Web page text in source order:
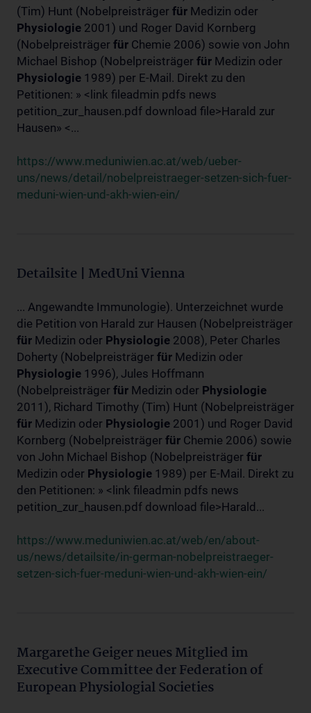
(Tim) Hunt (Nobelpreisträger für Medizin oder
Physiologie 2001) und Roger David Kornberg
(Nobelpreisträger für Chemie 2006) sowie von John
Michael Bishop (Nobelpreisträger für Medizin oder
Physiologie 1989) per E-Mail. Direkt zu den
Petitionen: » <link fileadmin pdfs news
petition_zur_hausen.pdf download file>Harald zur
Hausen» <...
https://www.meduniwien.ac.at/web/ueber-
uns/news/detail/nobelpreistraeger-setzen-sich-fuer-
meduni-wien-und-akh-wien-ein/
Detailsite | MedUni Vienna
... Angewandte Immunologie). Unterzeichnet wurde
die Petition von Harald zur Hausen (Nobelpreisträger
für Medizin oder Physiologie 2008), Peter Charles
Doherty (Nobelpreisträger für Medizin oder
Physiologie 1996), Jules Hoffmann
(Nobelpreisträger für Medizin oder Physiologie
2011), Richard Timothy (Tim) Hunt (Nobelpreisträger
für Medizin oder Physiologie 2001) und Roger David
Kornberg (Nobelpreisträger für Chemie 2006) sowie
von John Michael Bishop (Nobelpreisträger für
Medizin oder Physiologie 1989) per E-Mail. Direkt zu
den Petitionen: » <link fileadmin pdfs news
petition_zur_hausen.pdf download file>Harald...
https://www.meduniwien.ac.at/web/en/about-
us/news/detailsite/in-german-nobelpreistraeger-
setzen-sich-fuer-meduni-wien-und-akh-wien-ein/
Margarethe Geiger neues Mitglied im
Executive Committee der Federation of
European Physiologial Societies